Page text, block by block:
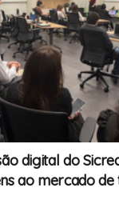
digital do
ao mercado